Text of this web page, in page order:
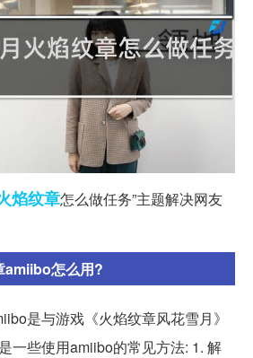
焰纹章怎么做任务”主题解决网友
amiibo怎么用?
是与游戏《火焰纹章风花雪月》
一些使用amiibo的常见方法: 1. 解